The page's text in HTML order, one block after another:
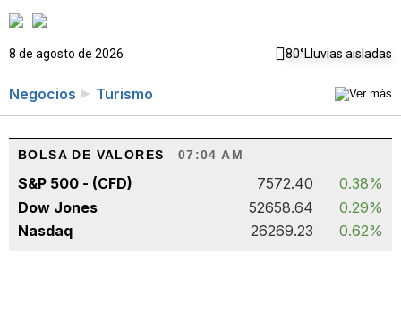
8 de agosto de 2026 80°Lluvias aisladas
Negocios Turismo
BOLSA DE VALORES 07:04 AM
S&P 500 - (CFD) 7572.40
0.38%
Dow Jones
52658.64
0.29%
Nasdaq
26269.23 0.62%